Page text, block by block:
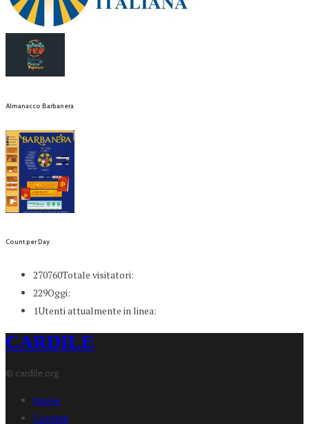
Almanacco Barbanera
Count per Day
270760Totale visitatori:
229Oggi:
1Utenti attualmente in linea:
CARDILE
© cardile.org
Home
Contatti